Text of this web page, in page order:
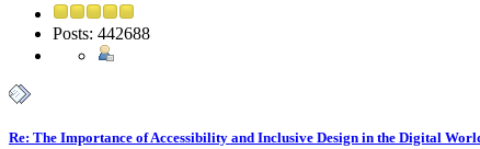
Posts: 442688
Re: The Importance of Accessibility and Inclusive Design in the Digital